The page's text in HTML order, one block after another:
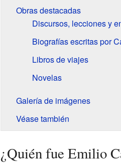
Obras destacadas
Discursos, lecciones y
Biografías escritas por
Libros de viajes
Novelas
Galería de imágenes
Véase también
¿Quién fue Emilio